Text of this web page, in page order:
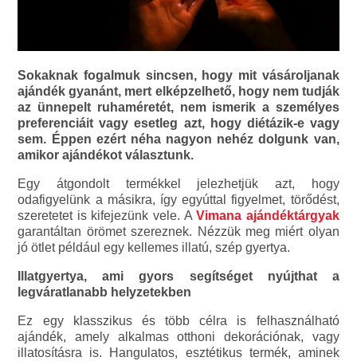
Sokaknak fogalmuk sincsen, hogy mit vásároljanak
ajándék gyanánt, mert elképzelhető, hogy nem tudják
az ünnepelt ruhaméretét, nem ismerik a személyes
preferenciáit vagy esetleg azt, hogy diétázik-e vagy
sem. Éppen ezért néha nagyon nehéz dolgunk van,
amikor ajándékot választunk.
Egy átgondolt termékkel jelezhetjük azt, hogy
odafigyelünk a másikra, így egyúttal figyelmet, törődést,
szeretetet is kifejezünk vele. AVimana ajándéktárgyak
garantáltan örömet szereznek. Nézzük meg miért olyan
jó ötlet például egy kellemes illatú, szép gyertya.
Illatgyertya, ami gyors segítséget nyújthat a
legváratlanabb helyzetekben
Ez egy klasszikus és több célra is felhasználható
ajándék, amely alkalmas otthoni dekorációnak, vagy
illatosításra is. Hangulatos, esztétikus termék, aminek